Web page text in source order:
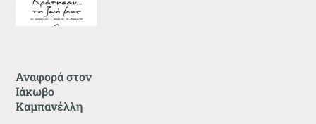
Αναφορά στον
Ιάκωβο
Καμπανέλλη